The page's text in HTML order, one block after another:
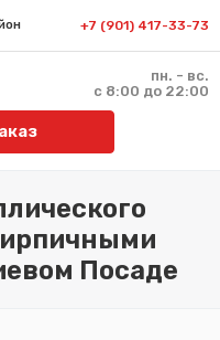
+7 (901) 417-33-73
пн. - вс.
с 8:00 до 22:00
Посаде